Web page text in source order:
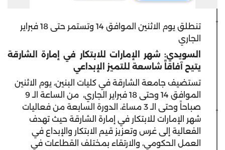
تنطلق يوم الاثنين الموافق 14 وتستمر حتى 18 فبراير
الجاري
السويدي: شهر الإمارات للابتكار في إمارة الشارقة
يتيح آفاقاً شاسعة للتميز الإبداعي
تستضيف جامعة الشارقة في كليات البنين، يوم الاثنين
الموافق 14 وحتى 18 فبراير الجاري، من الساعة الـ 9
صباحاً وحتى الـ 3 مساءً، الدورة السابعة من فعاليات
شهر الإمارات للابتكار في إمارة الشارقة حيث تهدف
الفعالية إلى غرس وتعزيز قيم الابتكار والإبداع في
العمل الحكومي، والارتقاء بمختلف القطاعات في